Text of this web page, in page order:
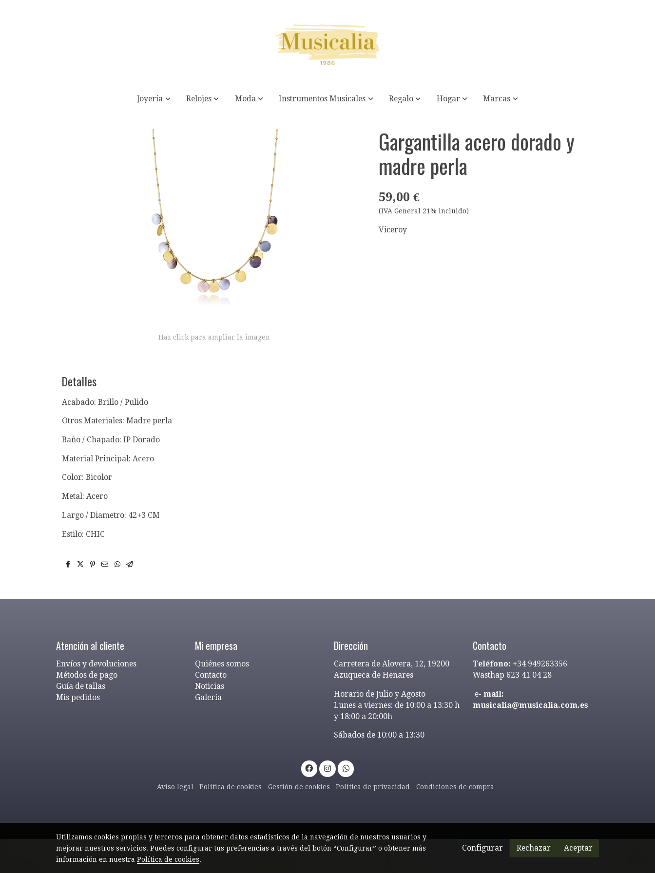
Joyería Relojes Moda Instrumentos Musicales Regalo Hogar Marcas
Gargantilla acero dorado y madre perla
Haz click para ampliar la imagen
Detalles
Acabado: Brillo / Pulido
Otros Materiales: Madre perla
Baño / Chapado: IP Dorado
Material Principal: Acero
Color: Bicolor
Metal: Acero
Largo / Diametro: 42+3 CM
Estilo: CHIC
Gargantilla acero dorado y
madre perla
59,00 €
(IVA General 21% incluido)
Viceroy
Atención al cliente
Envíos y devoluciones
Métodos de pago
Guía de tallas
Mis pedidos
Mi empresa
Quiénes somos
Contacto
Noticias
Galería
Dirección
Carretera de Alovera, 12, 19200
Azuqueca de Henares
Horario de Julio y Agosto
Lunes a viernes: de 10:00 a 13:30 h
y 18:00 a 20:00h
Sábados de 10:00 a 13:30
Contacto
Teléfono: +34 949263356
Wasthap 623 41 04 28
e- mail:
musicalia@musicalia.com.es
Aviso legal Política de cookies Gestión de cookies Política de privacidad Condiciones de compra
Utilizamos cookies propias y terceros para obtener datos estadísticos de la navegación de nuestros usuarios y
mejorar nuestros servicios. Puedes configurar tus preferencias a través del botón “Configurar” o obtener más
información en nuestra Política de cookies.
Configurar Rechazar Aceptar